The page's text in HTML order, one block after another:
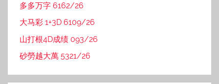
多多万字 6162/26
大马彩 1+3D 6109/26
山打根4D成绩 093/26
砂勞越大萬 5321/26